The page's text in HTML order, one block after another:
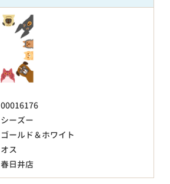
00016176
シーズー
ゴールド＆ホワイト
オス
春日井店